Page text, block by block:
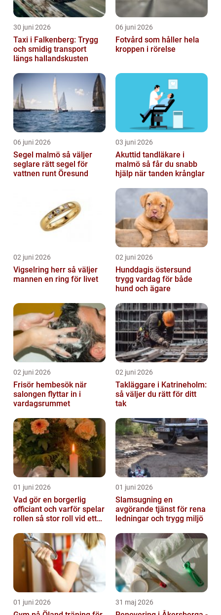
30 juni 2026
Taxi i Falkenberg: Trygg
och smidig transport
längs hallandskusten
06 juni 2026
Fotvård som håller hela
kroppen i rörelse
06 juni 2026
Segel malmö så väljer
seglare rätt segel för
vattnen runt Öresund
03 juni 2026
Akuttid tandläkare i
malmö så får du snabb
hjälp när tanden krånglar
02 juni 2026
Vigselring herr så väljer
mannen en ring för livet
02 juni 2026
Hunddagis östersund
trygg vardag för både
hund och ägare
02 juni 2026
Frisör hembesök när
salongen flyttar in i
vardagsrummet
02 juni 2026
Takläggare i Katrineholm:
så väljer du rätt för ditt
tak
01 juni 2026
Vad gör en borgerlig
officiant och varför spelar
rollen så stor roll vid ett
01 juni 2026
Slamsugning en
avgörande tjänst för rena
ledningar och trygg miljö
01 juni 2026 31 maj 2026